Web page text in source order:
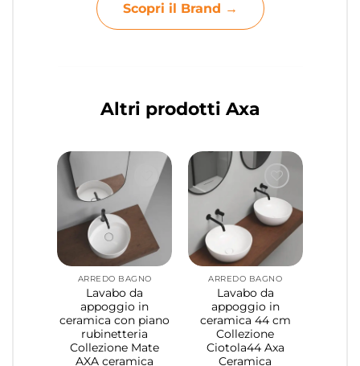
Scopri il Brand →
Altri prodotti Axa
ARREDO BAGNO
Lavabo da
appoggio in
ceramica con piano
rubinetteria
Collezione Mate
AXA ceramica
ARREDO BAGNO
Lavabo da
appoggio in
ceramica 44 cm
Collezione
Ciotola44 Axa
Ceramica